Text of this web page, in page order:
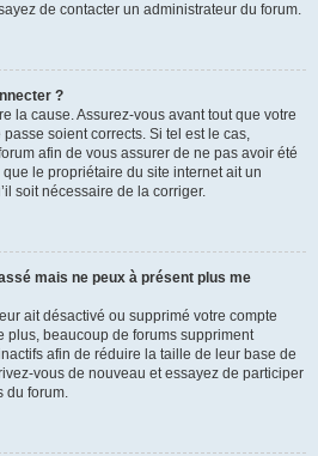
de contacter un administrateur du forum.
?
la cause. Assurez-vous avant tout que votre
soient corrects. Si tel est le cas,
afin de vous assurer de ne pas avoir été
le propriétaire du site internet ait un
soit nécessaire de la corriger.
mais ne peux à présent plus me
ait désactivé ou supprimé votre compte
plus, beaucoup de forums suppriment
afin de réduire la taille de leur base de
vous de nouveau et essayez de participer
du forum.